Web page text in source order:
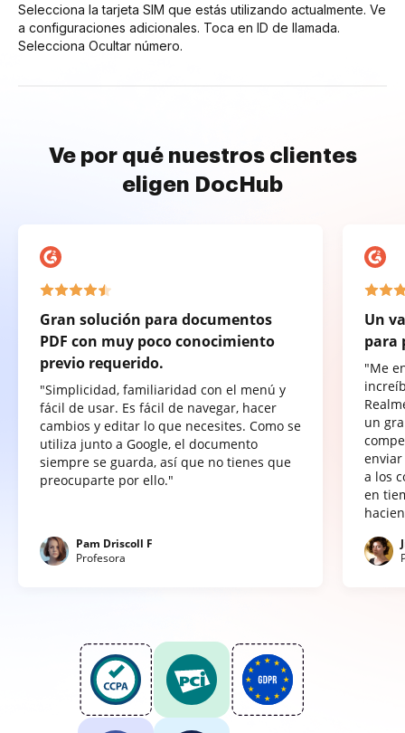
Selecciona la tarjeta SIM que estás utilizando actualmente. Ve
a configuraciones adicionales. Toca en ID de llamada.
Selecciona Ocultar número.
Ve por qué nuestros clientes
eligen DocHub
Gran solución para documentos
PDF con muy poco conocimiento
previo requerido.
"Simplicidad, familiaridad con el menú y
fácil de usar. Es fácil de navegar, hacer
cambios y editar lo que necesites. Como se
utiliza junto a Google, el documento
siempre se guarda, así que no tienes que
preocuparte por ello."
Pam Driscoll F
Profesora
Un
para
"Me
un
a los
en